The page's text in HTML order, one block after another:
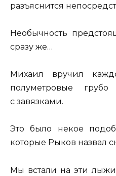
разъяснится
Необычность
сразу же…
Михаил вручил
полуметровые грубо
с завязками.
Это было некое
которые Рыков назвал
Мы встали на эти